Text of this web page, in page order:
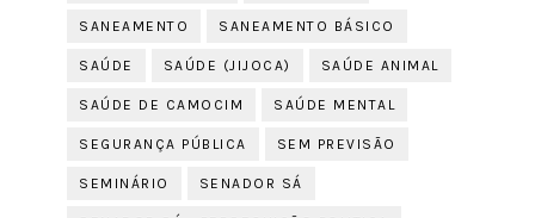
SANEAMENTO SANEAMENTO BÁSICO
SAÚDE SAÚDE (JIJOCA) SAÚDE ANIMAL
SAÚDE DE CAMOCIM SAÚDE MENTAL
SEGURANÇA PÚBLICA SEM PREVISÃO
SEMINÁRIO SENADOR SÁ